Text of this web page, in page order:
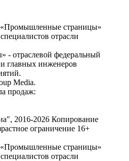
страницы»
отрасли
отраслевой федеральный
главных инженеров
Media.
продаж:
2016-2026 Копирование
ограничение 16+
страницы»
отрасли